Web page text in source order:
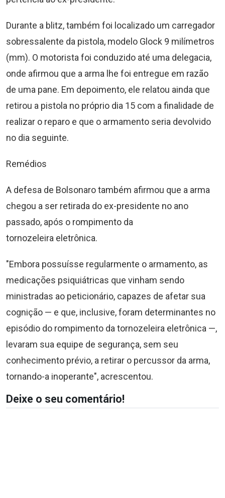
Durante a blitz, também foi localizado um carregador
sobressalente da pistola, modelo Glock 9 milímetros
(mm). O motorista foi conduzido até uma delegacia,
onde afirmou que a arma lhe foi entregue em razão
de uma pane. Em depoimento, ele relatou ainda que
retirou a pistola no próprio dia 15 com a finalidade de
realizar o reparo e que o armamento seria devolvido
no dia seguinte.
Remédios
A defesa de Bolsonaro também afirmou que a arma
chegou a ser retirada do ex-presidente no ano
passado, após o rompimento da
tornozeleira eletrônica.
"Embora possuísse regularmente o armamento, as
medicações psiquiátricas que vinham sendo
ministradas ao peticionário, capazes de afetar sua
cognição — e que, inclusive, foram determinantes no
episódio do rompimento da tornozeleira eletrônica —,
levaram sua equipe de segurança, sem seu
conhecimento prévio, a retirar o percussor da arma,
tornando-a inoperante", acrescentou.
Deixe o seu comentário!